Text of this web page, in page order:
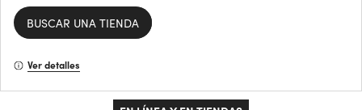
BUSCAR UNA TIENDA
Ver detalles